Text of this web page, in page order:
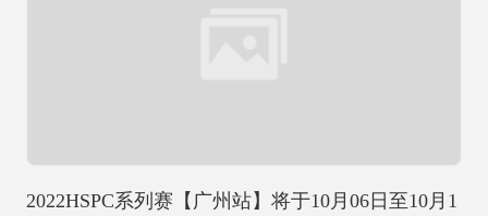
2022HSPC系列赛【广州站】将于10月06日至10月1